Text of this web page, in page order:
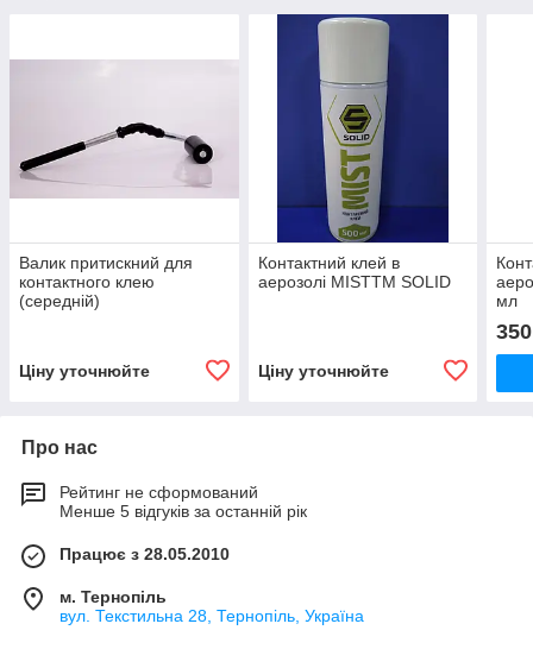
Валик притискний для
контактного клею
(середній)
Ціну уточнюйте
Контактний клей в
аерозолі MISTTM SOLID
Ціну уточнюйте
мл
350
Про нас
Рейтинг не сформований
Менше 5 відгуків за останній рік
Працює з 28.05.2010
м. Тернопіль
вул. Текстильна 28, Тернопіль, Україна